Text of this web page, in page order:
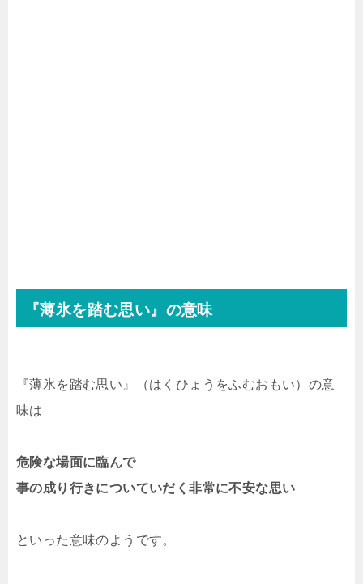
『薄氷を踏む思い』の意味
『薄氷を踏む思い』（はくひょうをふむおもい）の意
味は
危険な場面に臨んで
事の成り行きについていだく非常に不安な思い
といった意味のようです。